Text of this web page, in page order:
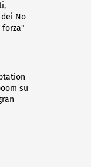
No
forza"
su